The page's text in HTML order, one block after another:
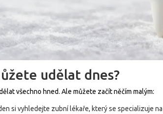
udělat dnes?
všechno hned. Ale můžete začít něčím malým:
si vyhledejte zubní lékaře, který se specializuje